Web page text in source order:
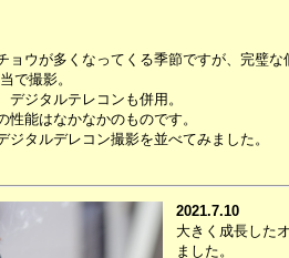
ョウが多くなってくる季節ですが、完璧
で撮影。
ジタルテレコンも併用。
能はなかなかのものです。
ジタルデレコン撮影を並べてみました。
2021.7.10
大きく成長した
ました。